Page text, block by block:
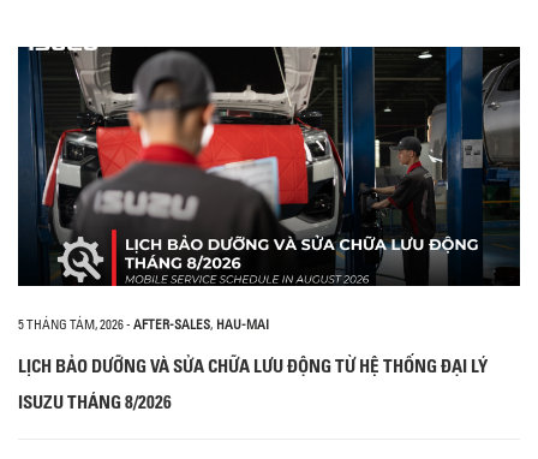
5 THÁNG TÁM, 2026- AFTER-SALES, HAU-MAI
LỊCH BẢO DƯỠNG VÀ SỬA CHỮA LƯU ĐỘNG TỪ HỆ THỐNG ĐẠI LÝ
ISUZU THÁNG 8/2026